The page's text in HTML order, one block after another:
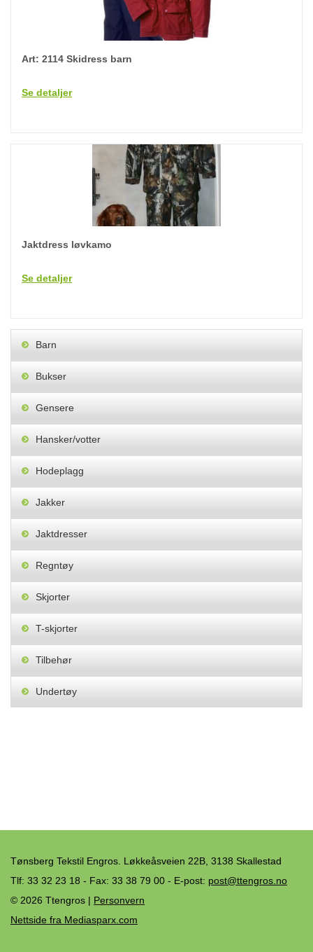
Art: 2114 Skidress barn
Se detaljer
Jaktdress løvkamo
Se detaljer
Barn
Bukser
Gensere
Hansker/votter
Hodeplagg
Jakker
Jaktdresser
Regntøy
Skjorter
T-skjorter
Tilbehør
Undertøy
Tønsberg Tekstil Engros. Løkkeåsveien 22B, 3138 Skallestad
Tlf: 33 32 23 18 - Fax: 33 38 79 00 - E-post: post@ttengros.no
© 2026 Ttengros | Personvern
Nettside fra Mediasparx.com